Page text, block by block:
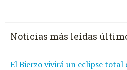
Noticias más leídas
El Bierzo vivirá un eclipse total